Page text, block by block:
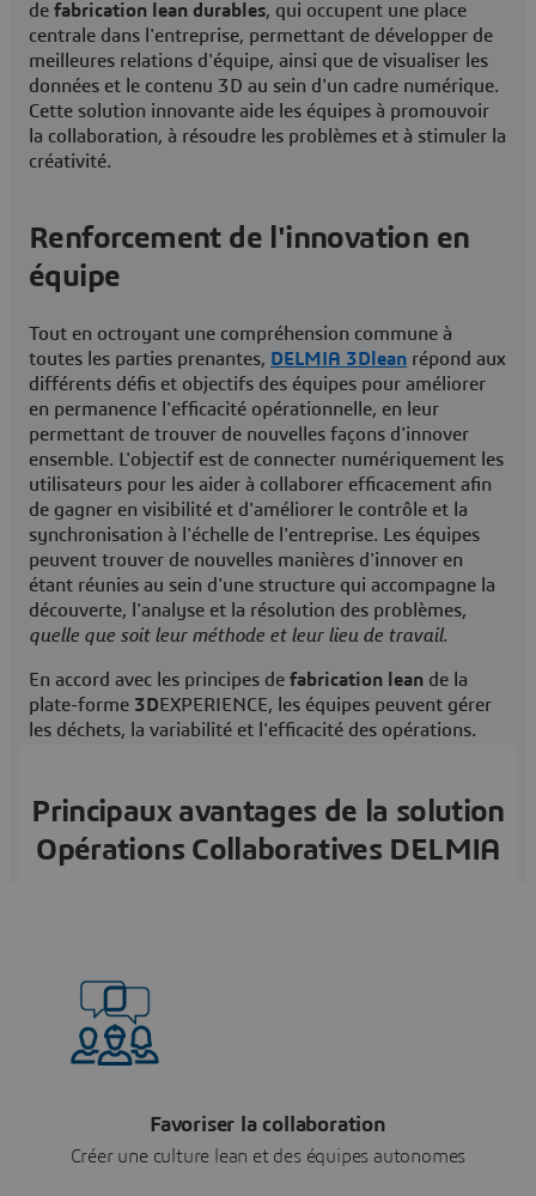
de fabrication lean durables, qui occupent une place
centrale dans l'entreprise, permettant de développer de
meilleures relations d'équipe, ainsi que de visualiser les
données et le contenu 3D au sein d'un cadre numérique.
Cette solution innovante aide les équipes à promouvoir
la collaboration, à résoudre les problèmes et à stimuler la
créativité.
Renforcement de l'innovation en
équipe
Tout en octroyant une compréhension commune à
toutes les parties prenantes, DELMIA 3Dlean répond aux
différents défis et objectifs des équipes pour améliorer
en permanence l'efficacité opérationnelle, en leur
permettant de trouver de nouvelles façons d'innover
ensemble. L'objectif est de connecter numériquement les
utilisateurs pour les aider à collaborer efficacement afin
de gagner en visibilité et d'améliorer le contrôle et la
synchronisation à l'échelle de l'entreprise. Les équipes
peuvent trouver de nouvelles manières d'innover en
étant réunies au sein d'une structure qui accompagne la
découverte, l'analyse et la résolution des problèmes,
quelle que soit leur méthode et leur lieu de travail.
En accord avec les principes de fabrication lean de la
plate-forme 3DEXPERIENCE, les équipes peuvent gérer
les déchets, la variabilité et l'efficacité des opérations.
Principaux avantages de la solution
Opérations Collaboratives DELMIA
Favoriser la collaboration
Créer une culture lean et des équipes autonomes